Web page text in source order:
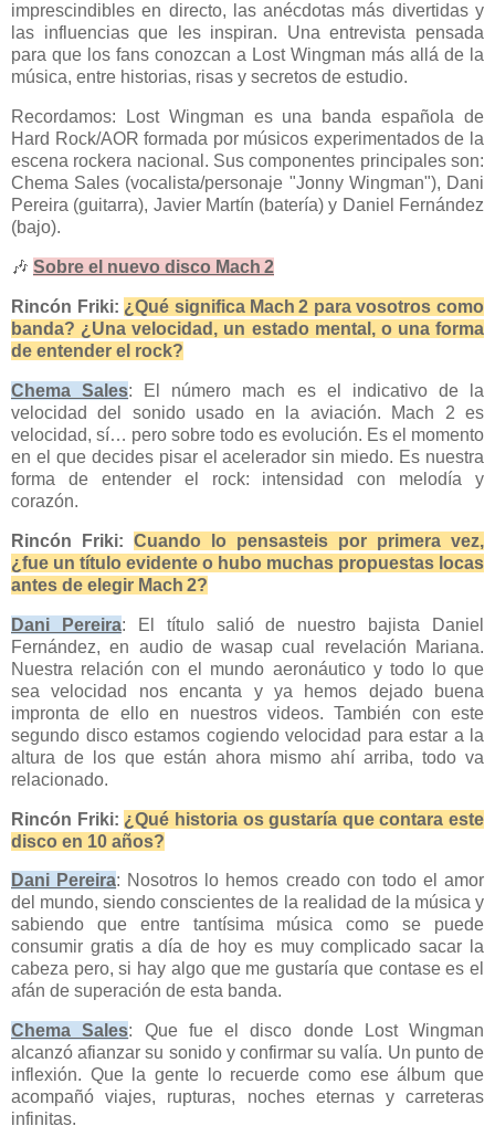
imprescindibles en directo, las anécdotas más divertidas y
las influencias que les inspiran. Una entrevista pensada
para que los fans conozcan a Lost Wingman más allá de la
música, entre historias, risas y secretos de estudio.
Recordamos: Lost Wingman es una banda española de
Hard Rock/AOR formada por músicos experimentados de la
escena rockera nacional. Sus componentes principales son:
Chema Sales (vocalista/personaje "Jonny Wingman"), Dani
Pereira (guitarra), Javier Martín (batería) y Daniel Fernández
(bajo).
🎶 Sobre el nuevo disco Mach 2
Rincón Friki: ¿Qué significa Mach 2 para vosotros como
banda? ¿Una velocidad, un estado mental, o una forma
de entender el rock?
Chema Sales: El número mach es el indicativo de la
velocidad del sonido usado en la aviación. Mach 2 es
velocidad, sí… pero sobre todo es evolución. Es el momento
en el que decides pisar el acelerador sin miedo. Es nuestra
forma de entender el rock: intensidad con melodía y
corazón.
Rincón Friki: Cuando lo pensasteis por primera vez,
¿fue un título evidente o hubo muchas propuestas locas
antes de elegir Mach 2?
Dani Pereira: El título salió de nuestro bajista Daniel
Fernández, en audio de wasap cual revelación Mariana.
Nuestra relación con el mundo aeronáutico y todo lo que
sea velocidad nos encanta y ya hemos dejado buena
impronta de ello en nuestros videos. También con este
segundo disco estamos cogiendo velocidad para estar a la
altura de los que están ahora mismo ahí arriba, todo va
relacionado.
Rincón Friki: ¿Qué historia os gustaría que contara este
disco en 10 años?
Dani Pereira: Nosotros lo hemos creado con todo el amor
del mundo, siendo conscientes de la realidad de la música y
sabiendo que entre tantísima música como se puede
consumir gratis a día de hoy es muy complicado sacar la
cabeza pero, si hay algo que me gustaría que contase es el
afán de superación de esta banda.
Chema Sales: Que fue el disco donde Lost Wingman
alcanzó afianzar su sonido y confirmar su valía. Un punto de
inflexión. Que la gente lo recuerde como ese álbum que
acompañó viajes, rupturas, noches eternas y carreteras
infinitas.